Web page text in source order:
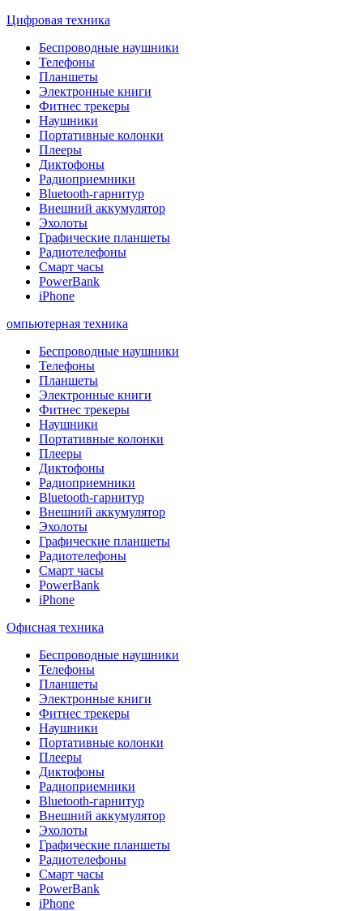
Цифровая техника
Беспроводные наушники
Телефоны
Планшеты
Электронные книги
Фитнес трекеры
Наушники
Портативные колонки
Плееры
Диктофоны
Радиоприемники
Bluetooth-гарнитур
Внешний аккумулятор
Эхолоты
Графические планшеты
Радиотелефоны
Смарт часы
PowerBank
iPhone
омпьютерная техника
Беспроводные наушники
Телефоны
Планшеты
Электронные книги
Фитнес трекеры
Наушники
Портативные колонки
Плееры
Диктофоны
Радиоприемники
Bluetooth-гарнитур
Внешний аккумулятор
Эхолоты
Графические планшеты
Радиотелефоны
Смарт часы
PowerBank
iPhone
Офисная техника
Беспроводные наушники
Телефоны
Планшеты
Электронные книги
Фитнес трекеры
Наушники
Портативные колонки
Плееры
Диктофоны
Радиоприемники
Bluetooth-гарнитур
Внешний аккумулятор
Эхолоты
Графические планшеты
Радиотелефоны
Смарт часы
PowerBank
iPhone